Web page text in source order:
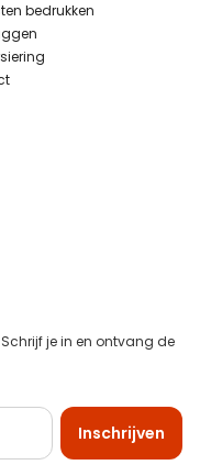
bedrukken
je in en ontvang de
Inschrijven